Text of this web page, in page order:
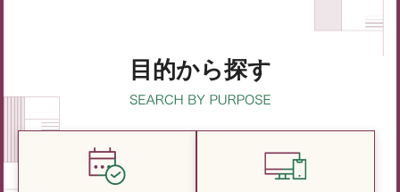
目的から探す